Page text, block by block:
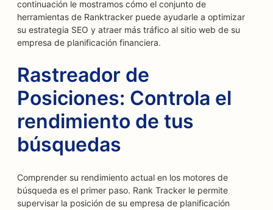
continuación le mostramos cómo el conjunto de
herramientas de Ranktracker puede ayudarle a optimizar
su estrategia SEO y atraer más tráfico al sitio web de su
empresa de planificación financiera.
Rastreador de
Posiciones: Controla el
rendimiento de tus
búsquedas
Comprender su rendimiento actual en los motores de
búsqueda es el primer paso. Rank Tracker le permite
supervisar la posición de su empresa de planificación